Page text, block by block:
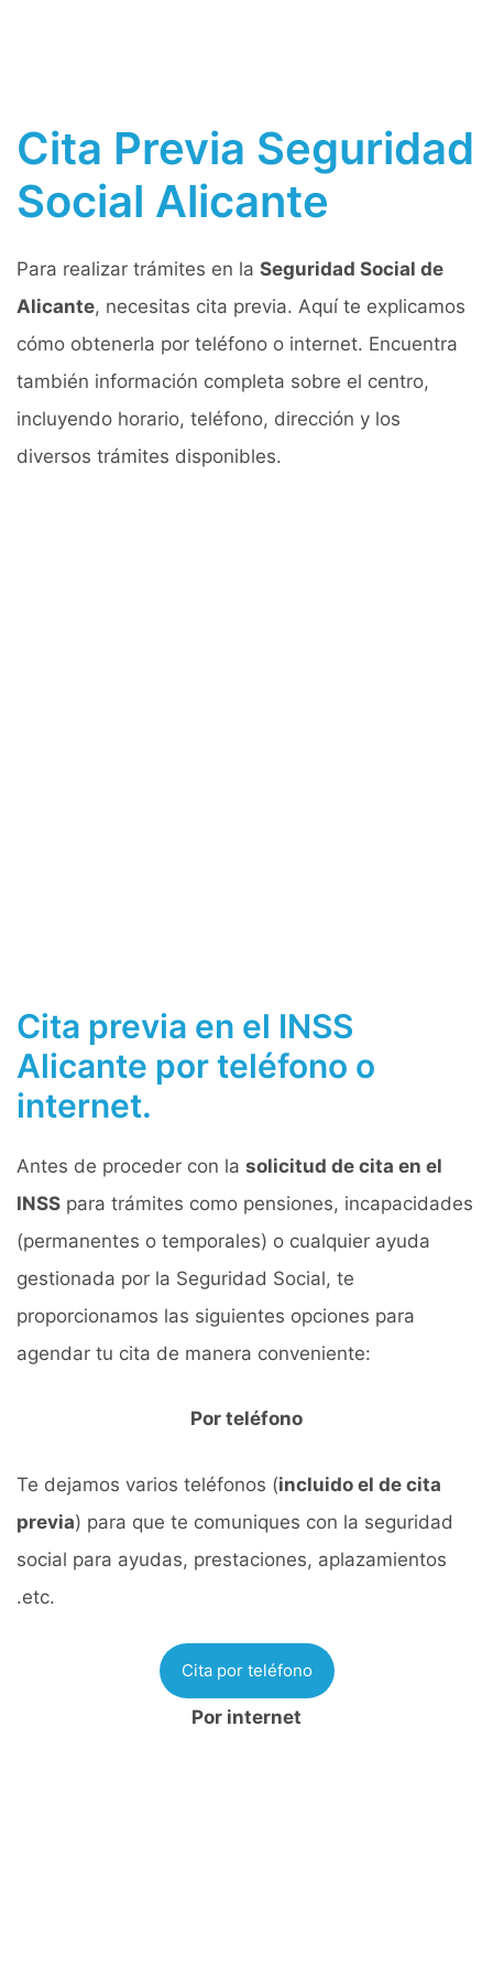
Cita Previa Seguridad
Social Alicante
Para realizar trámites en la Seguridad Social de
Alicante, necesitas cita previa. Aquí te explicamos
cómo obtenerla por teléfono o internet. Encuentra
también información completa sobre el centro,
incluyendo horario, teléfono, dirección y los
diversos trámites disponibles.
Cita previa en el INSS
Alicante por teléfono o
internet.
Antes de proceder con la solicitud de cita en el
INSS para trámites como pensiones, incapacidades
(permanentes o temporales) o cualquier ayuda
gestionada por la Seguridad Social, te
proporcionamos las siguientes opciones para
agendar tu cita de manera conveniente:
Por teléfono
Te dejamos varios teléfonos (incluido el de cita
previa) para que te comuniques con la seguridad
social para ayudas, prestaciones, aplazamientos
.etc.
Cita por teléfono
Por internet